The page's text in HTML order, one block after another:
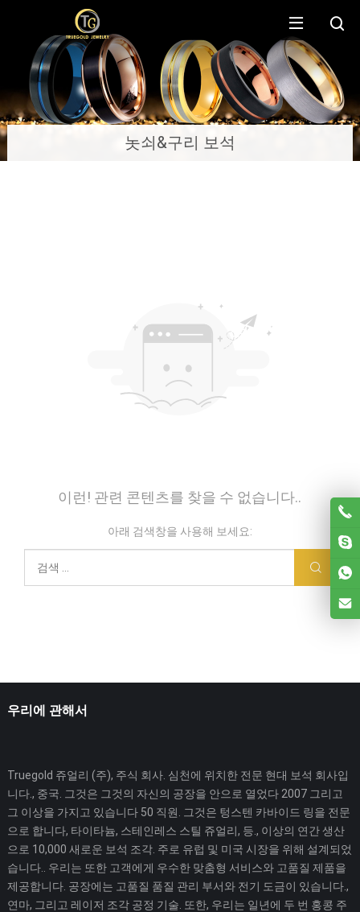
놋쇠&구리 보석
이런! 관련 콘텐츠를 찾을 수 없습니다..
아래 검색창을 사용해 보세요:
우리에 관해서
Truegold 쥬얼리 (주), 주식 회사. 심천에 위치한 전문 현대 보석 회사입
니다., 중국. 그것은 그것의 자신의 공장을 안으로 열었다 2007 그리고
그 이상을 가지고 있습니다 50 직원. 그것은 텅스텐 카바이드 링을 전문
으로 합니다, 타이타늄, 스테인레스 스틸 쥬얼리, 등., 이상의 연간 생산
으로 10,000 새로운 보석 조각. 주로 유럽 및 미국 시장을 위해 설계되었
습니다.. 우리는 또한 고객에게 우수한 맞춤형 서비스와 고품질 제품을
제공합니다. 공장에는 고품질 품질 관리 부서와 전기 도금이 있습니다.,
연마, 그리고 레이저 조각 공정 기술. 또한, 우리는 일년에 두 번 홍콩 주